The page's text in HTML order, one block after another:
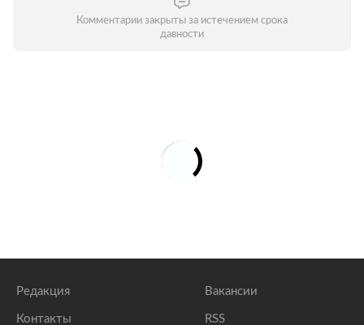
Комментарии закрыты за истечением срока
давности
Редакция
Контакты
Вакансии
RSS